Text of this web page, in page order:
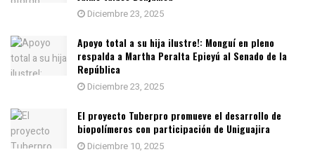
Diciembre 23, 2025
Apoyo total a su hija ilustre!: Monguí en pleno
respalda a Martha Peralta Epieyú al Senado de la
República
Diciembre 23, 2025
El proyecto Tuberpro promueve el desarrollo de
biopolímeros con participación de Uniguajira
Diciembre 10, 2025